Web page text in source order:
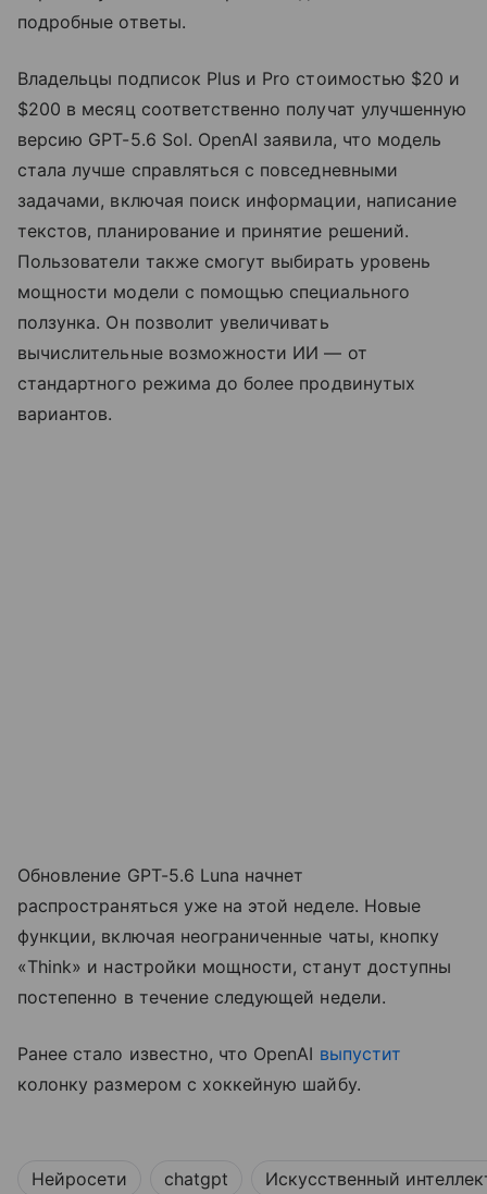
подробные ответы.
Владельцы подписок Plus и Pro стоимостью $20 и
$200 в месяц соответственно получат улучшенную
версию GPT-5.6 Sol. OpenAI заявила, что модель
стала лучше справляться с повседневными
задачами, включая поиск информации, написание
текстов, планирование и принятие решений.
Пользователи также смогут выбирать уровень
мощности модели с помощью специального
ползунка. Он позволит увеличивать
вычислительные возможности ИИ — от
стандартного режима до более продвинутых
вариантов.
Обновление GPT-5.6 Luna начнет
распространяться уже на этой неделе. Новые
функции, включая неограниченные чаты, кнопку
«Think» и настройки мощности, станут доступны
постепенно в течение следующей недели.
Ранее стало известно, что OpenAI выпустит
колонку размером с хоккейную шайбу.
Нейросети chatgpt Искусственный